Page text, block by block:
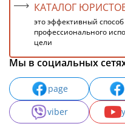
КАТАЛОГ
это эффективный
профессионального
цели
Мы в социальных
page
viber